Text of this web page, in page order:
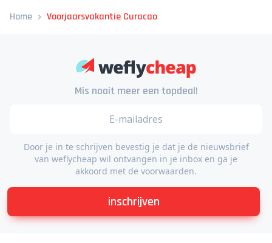
Mis nooit meer een topdeal!
Door je in te schrijven bevestig je dat je de nieuwsbrief
van weflycheap wil ontvangen in je inbox en ga je
inschrijven